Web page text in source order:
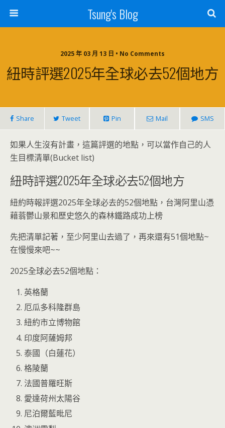
Tsung's Blog
2025 年 03 月 13 日 • No Comments
紐時評選2025年全球必去52個地方
Share Tweet Pin Mail SMS
如果人生沒有計畫，這篇評選的地點，可以當作自己的人
生目標清單(Bucket list)
紐時評選2025年全球必去52個地方
紐約時報評選2025年全球必去的52個地點，台灣阿里山憑
藉蓊鬱山景和歷史悠久的森林鐵路成功上榜
先把清單記著，至少阿里山去過了，再來還有51個地點~
在慢慢來吧~~
2025全球必去52個地點：
英格蘭
厄瓜多科隆群島
紐約市立博物館
印度阿薩姆邦
泰國（白蓮花）
格陵蘭
法國普羅旺斯
愛達荷州太陽谷
尼泊爾藍毗尼